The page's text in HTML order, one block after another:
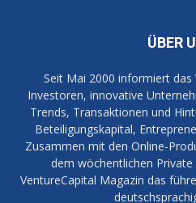
ÜBER
Seit Mai 2000 informiert das
Investoren, innovative
Trends, Transaktionen und
Beteiligungskapital,
Zusammen mit den Online-
dem wöchentlichen Private
VentureCapital Magazin das